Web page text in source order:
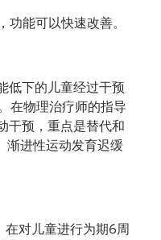
功能可以快速改善。
低下的儿童经过干预
在物理治疗师的指导
干预，重点是替代和
渐进性运动发育迟缓
在对儿童进行为期6周